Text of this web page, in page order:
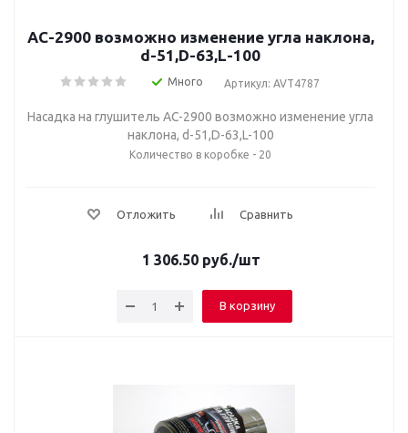
AC-2900 возможно изменение угла наклона,
d-51,D-63,L-100
Много Артикул: AVT4787
Насадка на глушитель AC-2900 возможно изменение угла
наклона, d-51,D-63,L-100
Количество в коробке - 20
Отложить Сравнить
1 306.50руб./шт
В корзину